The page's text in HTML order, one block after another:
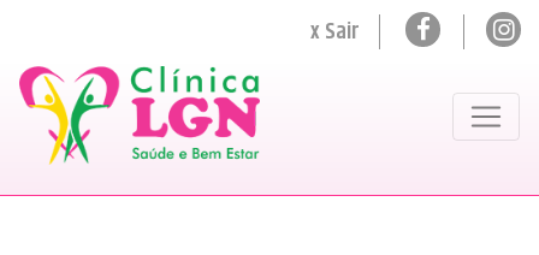
x Sair